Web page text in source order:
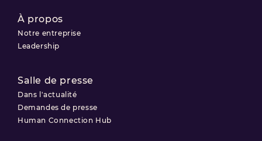
À propos
Notre entreprise
Leadership
Salle de presse
Dans l'actualité
Demandes de presse
Human Connection Hub